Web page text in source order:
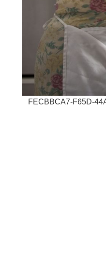
FECBBCA7-F65D-